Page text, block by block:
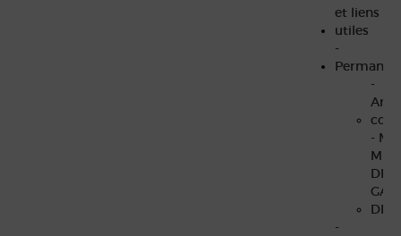
et liens
utiles
-
-
-
DE
DE
-